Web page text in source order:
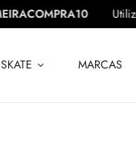
PRIMEIRACOMPRA10
SKATE MARCAS